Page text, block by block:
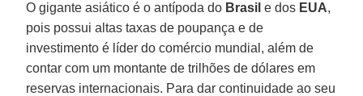
O gigante asiático é o antípoda do Brasil e dos EUA,
pois possui altas taxas de poupança e de
investimento é líder do comércio mundial, além de
contar com um montante de trilhões de dólares em
reservas internacionais. Para dar continuidade ao seu